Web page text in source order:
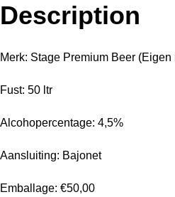
Description
Merk: Stage Premium Beer (Eigen
Fust: 50 ltr
Alcohopercentage: 4,5%
Aansluiting: Bajonet
Emballage: €50,00